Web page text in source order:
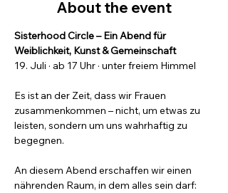
About the event
Sisterhood Circle – Ein Abend für
Weiblichkeit, Kunst & Gemeinschaft
19. Juli · ab 17 Uhr · unter freiem Himmel
Es ist an der Zeit, dass wir Frauen
zusammenkommen – nicht, um etwas zu
leisten, sondern um uns wahrhaftig zu
begegnen.
An diesem Abend erschaffen wir einen
nährenden Raum, in dem alles sein darf: